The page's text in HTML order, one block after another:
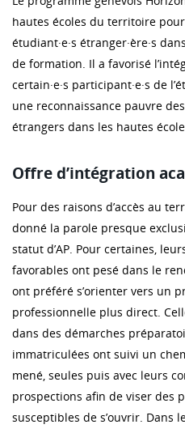
hautes écoles du territoire
étudiant·e·s étranger·ère·s
de formation. Il a favorisé
certain·e·s participant·e·s de
une reconnaissance pauvre
étrangers dans les hautes
Offre d’intégration
Pour des raisons d’accès au
donné la parole presque
statut d’AP. Pour certaines,
favorables ont pesé dans le
ont préféré s’orienter vers un
professionnelle plus direct.
dans des démarches
immatriculées ont suivi un
mené, seules puis avec leurs
prospections afin de viser des
susceptibles de s’ouvrir. Dans